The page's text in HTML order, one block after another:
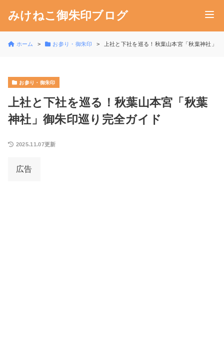
みけねこ御朱印ブログ
ホーム お参り・御朱印 上社と下社を巡る！秋葉山本宮「秋葉神社」
お参り・御朱印
上社と下社を巡る！秋葉山本宮「秋葉
神社」御朱印巡り完全ガイド
2025.11.07更新
広告